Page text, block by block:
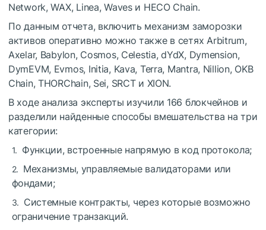
Network, WAX, Linea, Waves и HECO Chain.
По данным отчета, включить механизм заморозки
активов оперативно можно также в сетях Arbitrum,
Axelar, Babylon, Cosmos, Celestia, dYdX, Dymension,
DymEVM, Evmos, Initia, Kava, Terra, Mantra, Nillion, OKB
Chain, THORChain, Sei, SRCT и XION.
В ходе анализа эксперты изучили 166 блокчейнов и
разделили найденные способы вмешательства на три
категории:
Функции, встроенные напрямую в код протокола;
Механизмы, управляемые валидаторами или
фондами;
Системные контракты, через которые возможно
ограничение транзакций.